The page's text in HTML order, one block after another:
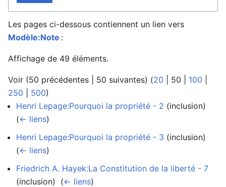
Les pages ci-dessous contiennent un lien vers
Modèle:Note :
Affichage de 49 éléments.
Voir (50 précédentes 50 suivantes) (20 50 100
250
500)
Henri Lepage:Pourquoi la propriété - 2 (inclusion) ‎
(← liens)
Henri Lepage:Pourquoi la propriété - 3 (inclusion) ‎
(← liens)
Friedrich A. Hayek:La Constitution de la liberté - 7
(inclusion) ‎ (← liens)